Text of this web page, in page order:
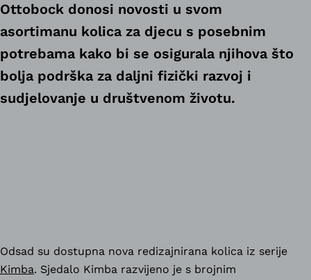
Ottobock donosi novosti u svom
asortimanu kolica za djecu s posebnim
potrebama kako bi se osigurala njihova što
bolja podrška za daljni fizički razvoj i
sudjelovanje u društvenom životu.
Odsad su dostupna nova redizajnirana kolica iz serije
Kimba. Sjedalo Kimba razvijeno je s brojnim